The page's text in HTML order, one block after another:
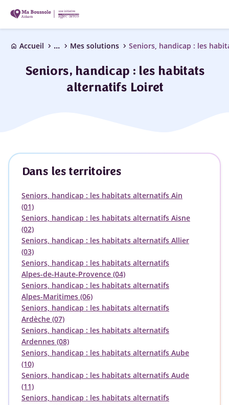
home Accueil chevron_right ... chevron_right Mes solutions chevron_right Seniors, handicap : les
Seniors, handicap : les habitats
alternatifs Loiret
Dans les territoires
Seniors, handicap : les habitats alternatifs Ain
(01)
Seniors, handicap : les habitats alternatifs Aisne
(02)
Seniors, handicap : les habitats alternatifs Allier
(03)
Seniors, handicap : les habitats alternatifs
Alpes-de-Haute-Provence (04)
Seniors, handicap : les habitats alternatifs
Alpes-Maritimes (06)
Seniors, handicap : les habitats alternatifs
Ardèche (07)
Seniors, handicap : les habitats alternatifs
Ardennes (08)
Seniors, handicap : les habitats alternatifs Aube
(10)
Seniors, handicap : les habitats alternatifs Aude
(11)
Seniors, handicap : les habitats alternatifs